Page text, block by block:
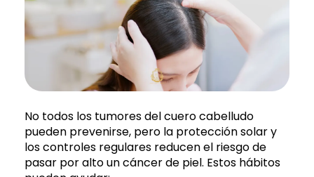
No todos los tumores del cuero cabelludo
pueden prevenirse, pero la protección solar y
los controles regulares reducen el riesgo de
pasar por alto un cáncer de piel. Estos hábitos